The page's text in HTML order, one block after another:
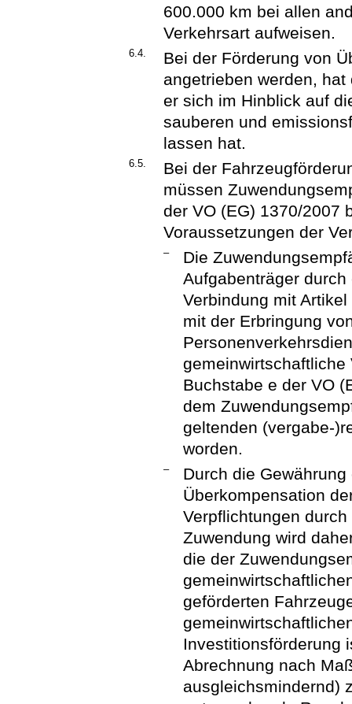
600.000 km bei allen
Verkehrsart aufweisen.
6.4.
Bei der Förderung von
angetrieben werden,
er sich im Hinblick auf
sauberen und
lassen hat.
6.5.
Bei der
müssen
der VO (EG) 1370/2007
Voraussetzungen der
–
Die
Aufgabenträger
Verbindung mit
mit der Erbringung
gemeinwirtschaftliche
Buchstabe e der VO
dem
geltenden (vergabe-
worden.
–
Durch die
Überkompensation
Verpflichtungen
Zuwendung wird
die der
geförderten
Investitionsförderung
Abrechnung nach
ausgleichsmindernd)